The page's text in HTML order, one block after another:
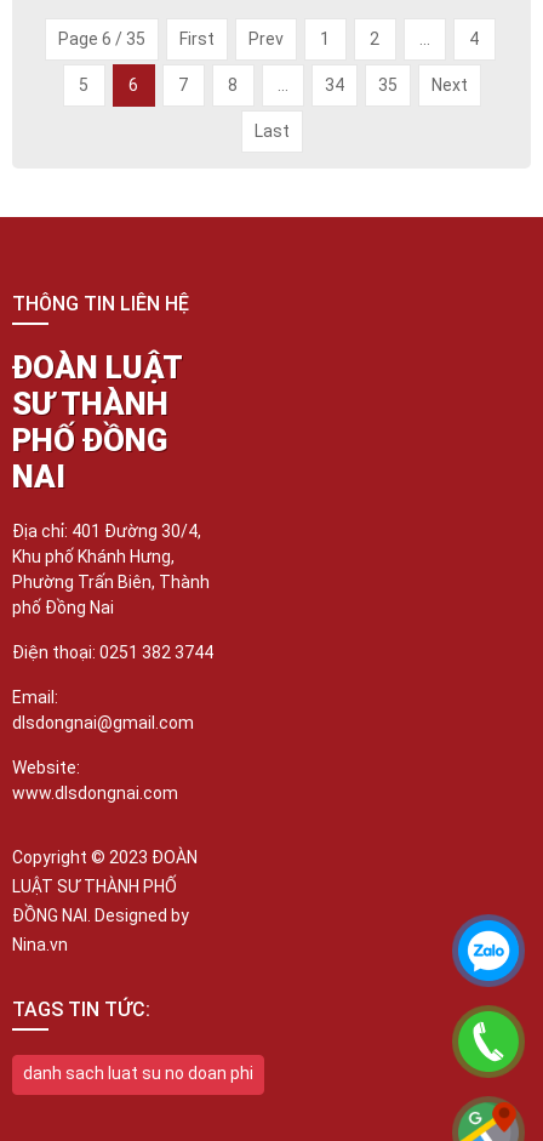
Page 6 / 35 First Prev 1 2 4
5 6 7 8 34 35 Next
Last
THÔNG TIN LIÊN HỆ
ĐOÀN LUẬT
SƯ THÀNH
PHỐ ĐỒNG
NAI
Địa chỉ: 401 Đường 30/4,
Khu phố Khánh Hưng,
Phường Trấn Biên, Thành
phố Đồng Nai
Điện thoại: 0251 382 3744
Email:
dlsdongnai@gmail.com
Website:
www.dlsdongnai.com
Copyright © 2023 ĐOÀN
LUẬT SƯ THÀNH PHỐ
ĐỒNG NAI. Designed by
Nina.vn
TAGS TIN TỨC:
danh sach luat su no doan phi